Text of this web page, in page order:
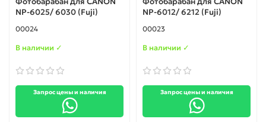
NP-6025/ 6030 (Fuji)
00024
В наличии ✓
Запрос цены и наличия
NP-6012/ 6212 (Fuji)
00023
В наличии ✓
Запрос цены и наличия